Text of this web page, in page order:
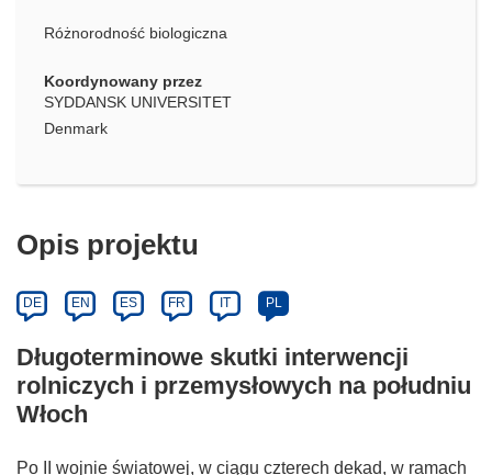
Różnorodność biologiczna
Koordynowany przez
SYDDANSK UNIVERSITET
Denmark
Opis projektu
DE EN ES FR IT PL
Długoterminowe skutki interwencji
rolniczych i przemysłowych na południu
Włoch
Po II wojnie światowej, w ciągu czterech dekad, w ramach